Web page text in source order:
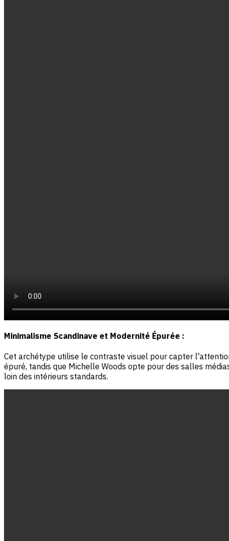
Minimalisme Scandinave et Modernité Épurée :
Cet archétype utilise le contraste visuel pour capter
épuré, tandis que Michelle Woods opte pour des salles
loin des intérieurs standards.